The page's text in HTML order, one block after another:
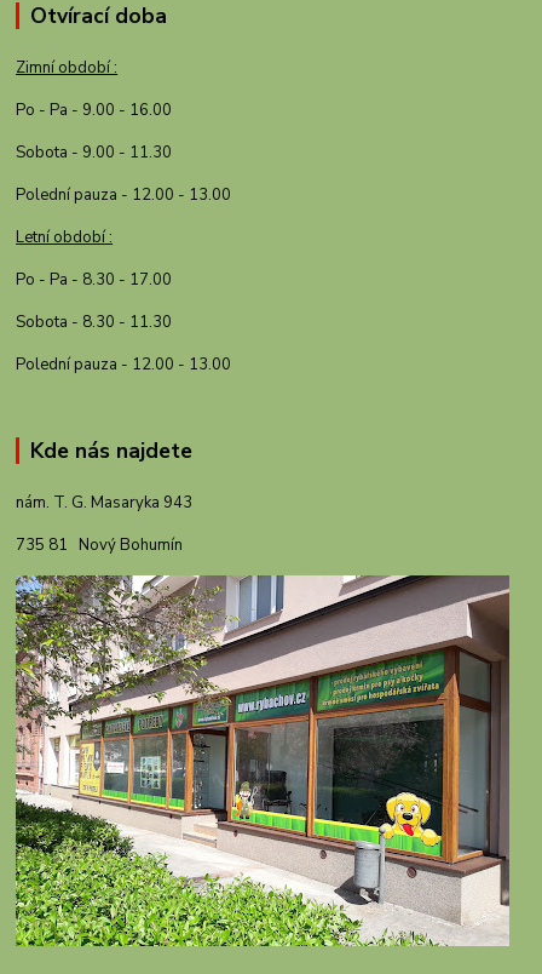
Otvírací doba
Zimní období :
Po - Pa - 9.00 - 16.00
Sobota - 9.00 - 11.30
Polední pauza - 12.00 - 13.00
Letní období :
Po - Pa - 8.30 - 17.00
Sobota - 8.30 - 11.30
Polední pauza - 12.00 - 13.00
Kde nás najdete
nám. T. G. Masaryka 943
735 81 Nový Bohumín